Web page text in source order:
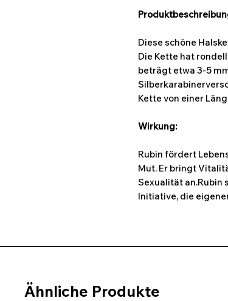
Diese schöne
Die Kette hat
beträgt etwa 3-5
Kette von einer
Wirkung:
Rubin fördert
Mut. Er bringt
Sexualität
Initiative, die
Ähnliche Produkte